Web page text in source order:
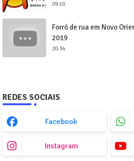
09:10
Forró de rua em Novo
2019
20:34
REDES SOCIAIS
Facebook
Instagram